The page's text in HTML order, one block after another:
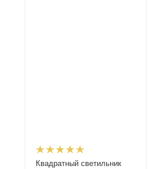
Квадратный светильник